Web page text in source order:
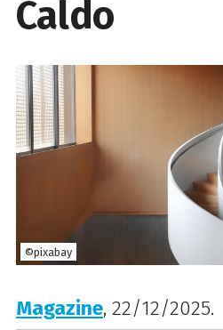
Caldo
©pixabay
Magazine, 22/12/2025.